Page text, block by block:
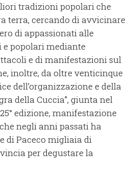
tradizioni popolari che
terra, cercando di avvicinare
di appassionati alle
popolari mediante
e di manifestazioni sul
inoltre, da oltre venticinque
dell’organizzazione e della
della Cuccia”, giunta nel
edizione, manifestazione
negli anni passati ha
di Paceco migliaia di
per degustare la